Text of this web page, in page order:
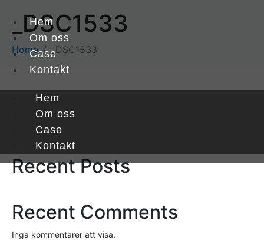
Hem
Om oss
Case
Kontakt
Hem
Om oss
Case
Kontakt
_DSC1533
Home _DSC1533
Recent Posts
Recent Comments
Inga kommentarer att visa.